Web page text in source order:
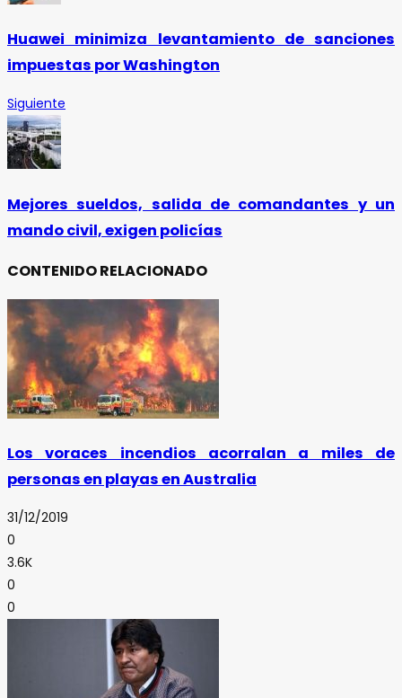
Huawei minimiza levantamiento de sanciones
impuestas por Washington
Siguiente
Mejores sueldos, salida de comandantes y un
mando civil, exigen policías
CONTENIDO RELACIONADO
Los voraces incendios acorralan a miles de
personas en playas en Australia
31/12/2019
0
3.6K
0
0